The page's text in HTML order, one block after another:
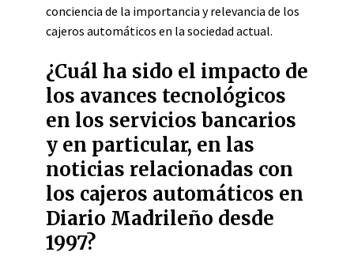
conciencia de la importancia y relevancia de los
cajeros automáticos en la sociedad actual.
¿Cuál ha sido el impacto de
los avances tecnológicos
en los servicios bancarios
y en particular, en las
noticias relacionadas con
los cajeros automáticos en
Diario Madrileño desde
1997?